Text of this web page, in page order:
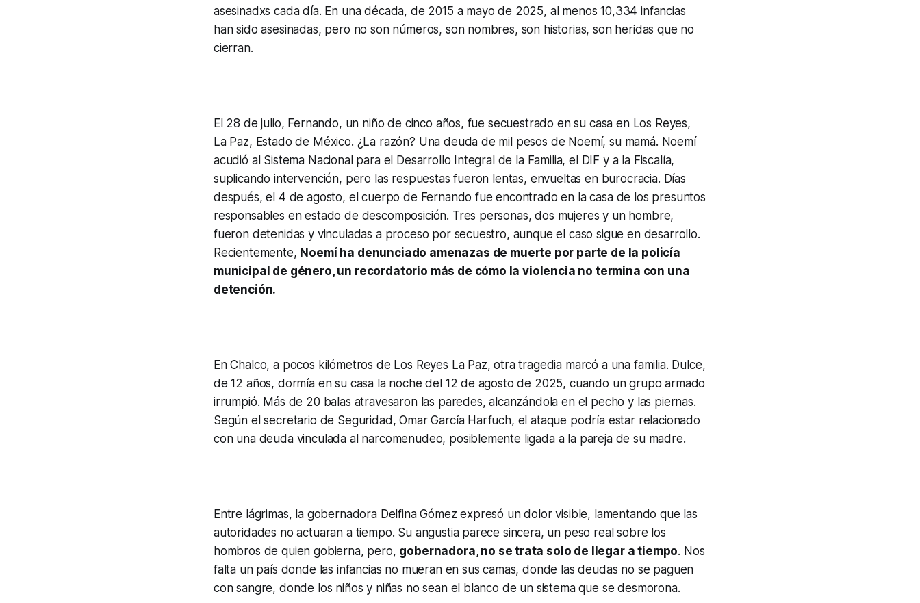
asesinadxs cada día. En una década, de 2015 a mayo de 2025, al menos 10,334 infancias
han sido asesinadas, pero no son números, son nombres, son historias, son heridas que no
cierran.
El 28 de julio, Fernando, un niño de cinco años, fue secuestrado en su casa en Los Reyes,
La Paz, Estado de México. ¿La razón? Una deuda de mil pesos de Noemí, su mamá. Noemí
acudió al Sistema Nacional para el Desarrollo Integral de la Familia, el DIF y a la Fiscalía,
suplicando intervención, pero las respuestas fueron lentas, envueltas en burocracia. Días
después, el 4 de agosto, el cuerpo de Fernando fue encontrado en la casa de los presuntos
responsables en estado de descomposición. Tres personas, dos mujeres y un hombre,
fueron detenidas y vinculadas a proceso por secuestro, aunque el caso sigue en desarrollo.
Recientemente, Noemí ha denunciado amenazas de muerte por parte de la policía
municipal de género, un recordatorio más de cómo la violencia no termina con una
detención.
En Chalco, a pocos kilómetros de Los Reyes La Paz, otra tragedia marcó a una familia. Dulce,
de 12 años, dormía en su casa la noche del 12 de agosto de 2025, cuando un grupo armado
irrumpió. Más de 20 balas atravesaron las paredes, alcanzándola en el pecho y las piernas.
Según el secretario de Seguridad, Omar García Harfuch, el ataque podría estar relacionado
con una deuda vinculada al narcomenudeo, posiblemente ligada a la pareja de su madre.
Entre lágrimas, la gobernadora Delfina Gómez expresó un dolor visible, lamentando que las
autoridades no actuaran a tiempo. Su angustia parece sincera, un peso real sobre los
hombros de quien gobierna, pero, gobernadora, no se trata solo de llegar a tiempo. Nos
falta un país donde las infancias no mueran en sus camas, donde las deudas no se paguen
con sangre, donde los niños y niñas no sean el blanco de un sistema que se desmorona.